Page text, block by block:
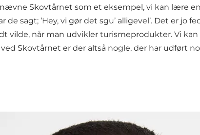
Skovtårnet som et eksempel, vi kan lære
sagt; ’Hey, vi gør det sgu’ alligevel’. Det er jo
vilde, når man udvikler turismeprodukter. Vi
Skovtårnet er der altså nogle, der har udført